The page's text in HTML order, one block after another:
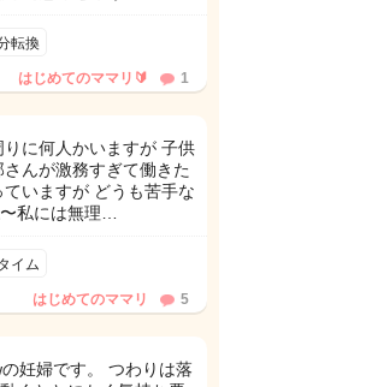
転換
はじめてのママリ🔰 1
に何人かいますが 子供
んが激務すぎて働きた
いますが どうも苦手な
私には無理…
イム
はじめてのママリ 5
妊婦です。 つわりは落